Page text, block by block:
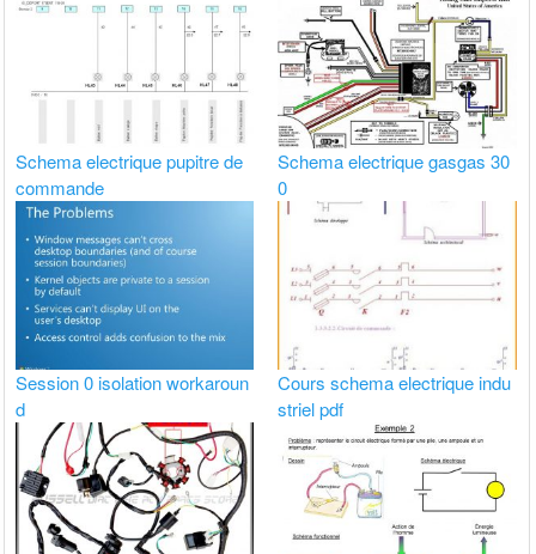
Schema electrique pupitre de
commande
Schema electrique gasgas 30
0
Session 0 isolation workaroun
d
Cours schema electrique indu
striel pdf